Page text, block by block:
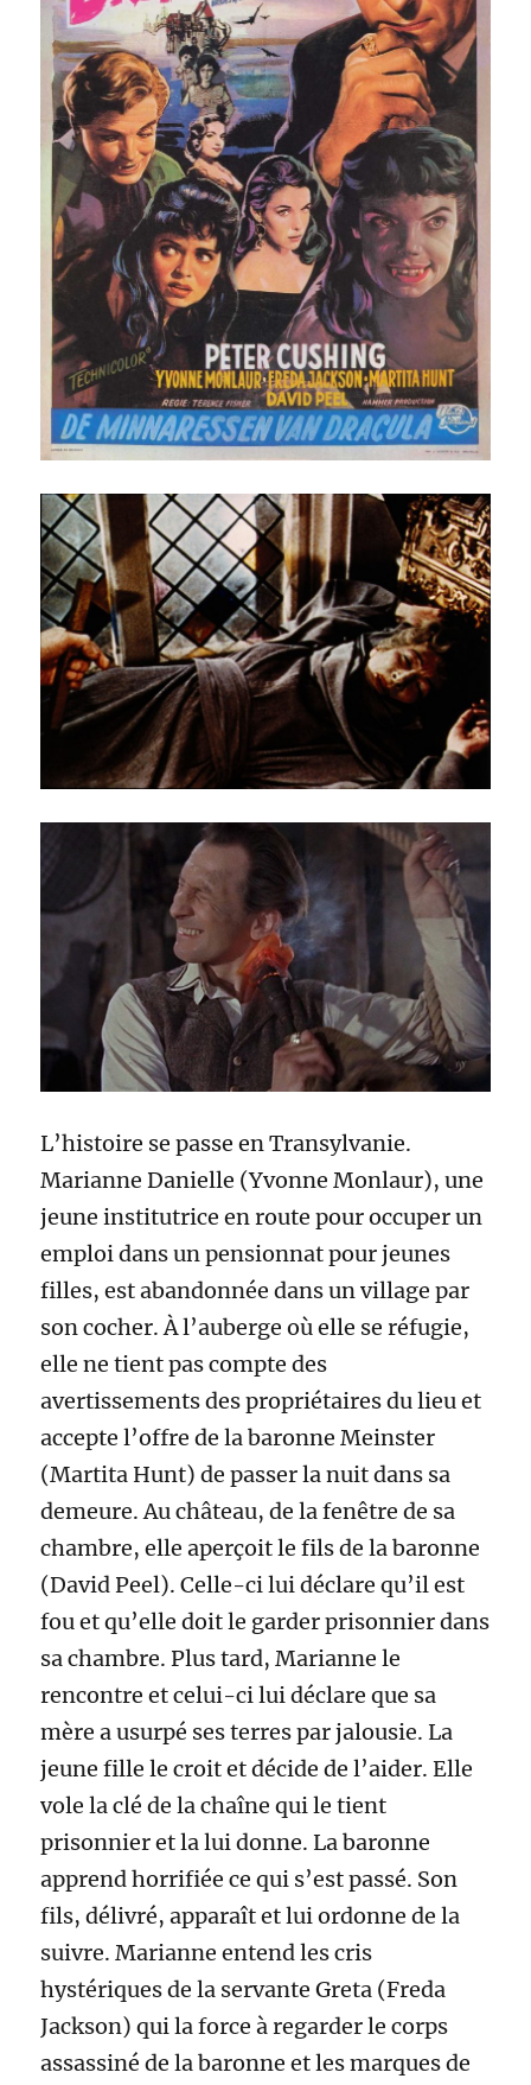
L’histoire se passe en Transylvanie.
Marianne Danielle (Yvonne Monlaur), une
jeune institutrice en route pour occuper un
emploi dans un pensionnat pour jeunes
filles, est abandonnée dans un village par
son cocher. À l’auberge où elle se réfugie,
elle ne tient pas compte des
avertissements des propriétaires du lieu et
accepte l’offre de la baronne Meinster
(Martita Hunt) de passer la nuit dans sa
demeure. Au château, de la fenêtre de sa
chambre, elle aperçoit le fils de la baronne
(David Peel). Celle-ci lui déclare qu’il est
fou et qu’elle doit le garder prisonnier dans
sa chambre. Plus tard, Marianne le
rencontre et celui-ci lui déclare que sa
mère a usurpé ses terres par jalousie. La
jeune fille le croit et décide de l’aider. Elle
vole la clé de la chaîne qui le tient
prisonnier et la lui donne. La baronne
apprend horrifiée ce qui s’est passé. Son
fils, délivré, apparaît et lui ordonne de la
suivre. Marianne entend les cris
hystériques de la servante Greta (Freda
Jackson) qui la force à regarder le corps
assassiné de la baronne et les marques de